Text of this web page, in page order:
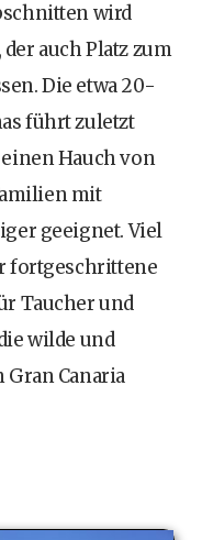
wird
auch Platz zum
Die etwa 20-
führt zuletzt
Hauch von
mit
geeignet. Viel
fortgeschrittene
Taucher und
wilde und
Gran Canaria